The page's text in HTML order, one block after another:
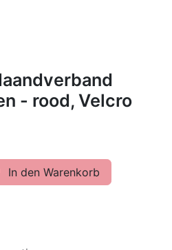
- rood, Velcro
In den Warenkorb